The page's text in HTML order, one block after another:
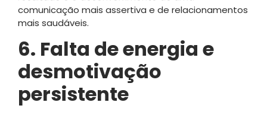
comunicação mais assertiva e de relacionamentos
mais saudáveis.
6. Falta de energia e
desmotivação
persistente